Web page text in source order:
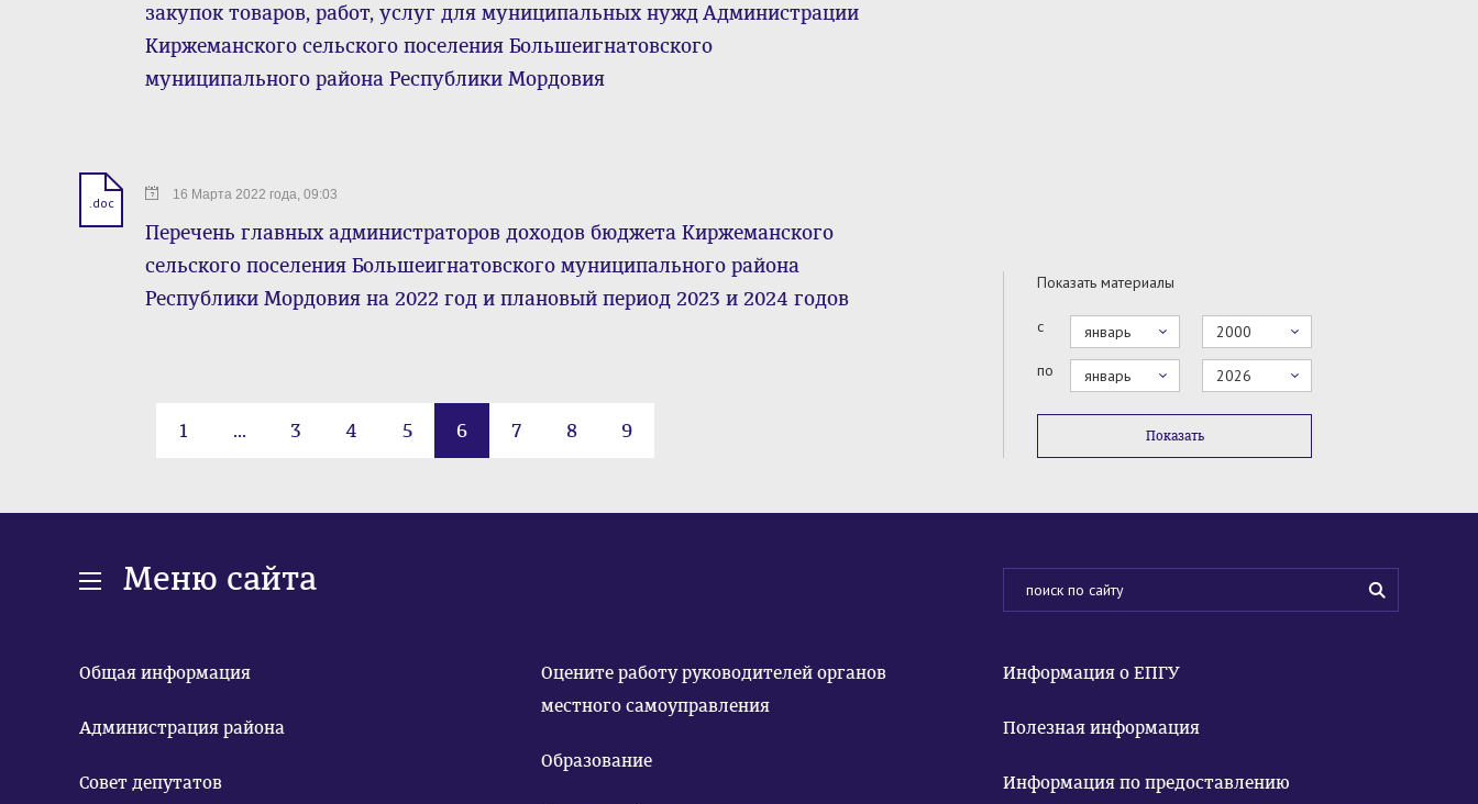
закупок товаров, работ, услуг для муниципальных нужд Администрации
Киржеманского сельского поселения Большеигнатовского
муниципального района Республики Мордовия
.doc 16 Марта 2022 года, 09:03
Перечень главных администраторов доходов бюджета Киржеманского
сельского поселения Большеигнатовского муниципального района
Республики Мордовия на 2022 год и плановый период 2023 и 2024 годов
1 ... 3 4 5 6 7 8 9
Показать материалы
с январь
2000
по
январь 2026
Показать
Меню сайта
Общая информация
Администрация района
Совет депутатов
Оцените работу руководителей органов
местного самоуправления
Образование
Информация о ЕПГУ
Полезная информация
Информация по предоставлению